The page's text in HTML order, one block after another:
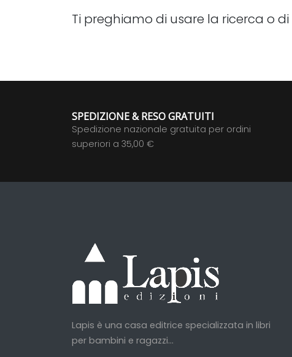
Ti preghiamo di usare la ricerca o di
SPEDIZIONE & RESO GRATUITI
Spedizione nazionale gratuita per ordini
superiori a 35,00 €
Lapis è una casa editrice specializzata in libri
per bambini e ragazzi...